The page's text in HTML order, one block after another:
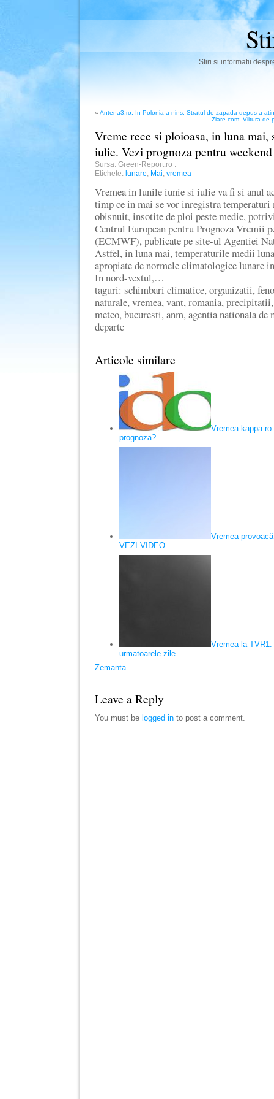
Stiri si informatii
« Antena3.ro: In Polonia a nins. Stratul de zapada depus a
Ziare.com: Viitura de
Vreme rece si ploioasa, in luna mai,
iulie. Vezi prognoza pentru weekend
Sursa: Green-Report.ro
Etichete: lunare Mai vremea
Vremea in lunile iunie si iulie va fi si anul
timp ce in mai se vor inregistra temperaturi
obisnuit, insotite de ploi peste medie,
Centrul European pentru Prognoza Vremii
(ECMWF), publicate pe site-ul Agentiei
Astfel, in luna mai, temperaturile medii
apropiate de normele climatologice lunare
In nord-vestul,…
taguri: schimbari climatice, organizatii,
naturale, vremea, vant, romania,
meteo, bucuresti, anm, agentia nationala
departe
Articole similare
prognoza?
Vremea
VEZI VIDEO
Vremea la
urmatoarele zile
Zemanta
Leave a Reply
You must be logged in to post a comment.